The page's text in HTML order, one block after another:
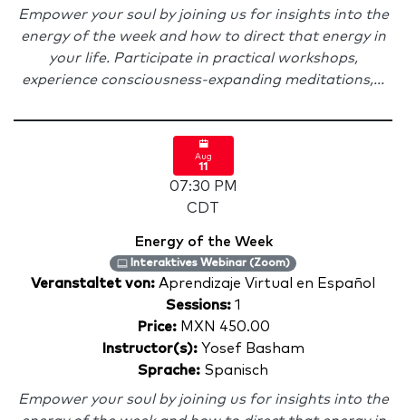
Empower your soul by joining us for insights into the
energy of the week and how to direct that energy in
your life. Participate in practical workshops,
experience consciousness-expanding meditations,...
Aug
11
07:30 PM
CDT
Energy of the Week
Interaktives Webinar (Zoom)
Veranstaltet von: Aprendizaje Virtual en Español
Sessions:1
Price:MXN 450.00
Instructor(s): Yosef Basham
Sprache: Spanisch
Empower your soul by joining us for insights into the